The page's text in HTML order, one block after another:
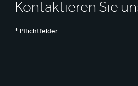
Kontaktieren Sie
* Pflichtfelder